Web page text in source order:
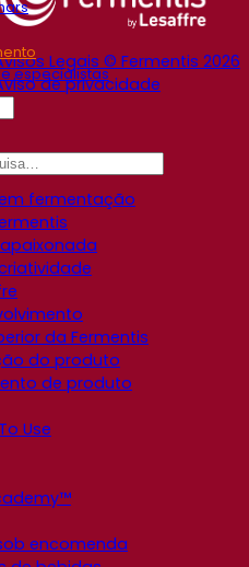
especialistas
Legais © Fermentis 2026
de privacidade
fermentação
da Fermentis
do produto
de produto
Use
encomenda